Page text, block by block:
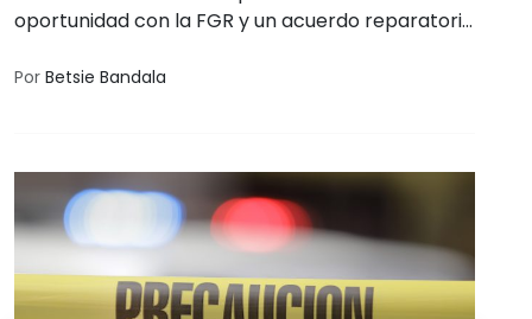
oportunidad con la FGR y un acuerdo reparatorio
Por Betsie Bandala